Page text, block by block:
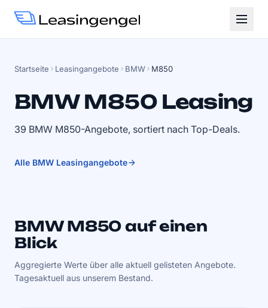
Startseite Leasingangebote BMW M850
BMW M850 Leasing
39 BMW M850-Angebote, sortiert nach Top-Deals.
Alle BMW Leasingangebote
BMW M850 auf einen
Blick
Aggregierte Werte über alle aktuell gelisteten Angebote.
Tagesaktuell aus unserem Bestand.